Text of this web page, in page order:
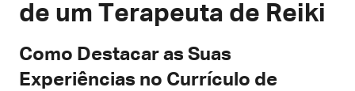
de um Terapeuta de Reiki
Como Destacar as Suas
Experiências no Currículo de